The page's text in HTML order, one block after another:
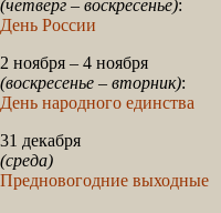
(четверг – воскресенье):
День России
2 ноября – 4 ноября
(воскресенье – вторник):
День народного единства
31 декабря
(среда)
Предновогодние выходные